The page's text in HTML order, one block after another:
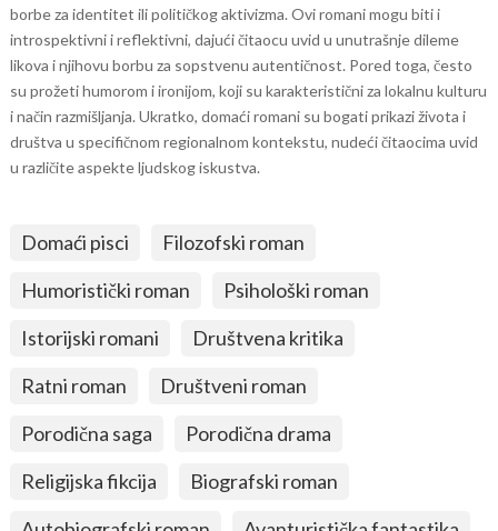
borbe za identitet ili političkog aktivizma. Ovi romani mogu biti i
introspektivni i reflektivni, dajući čitaocu uvid u unutrašnje dileme
likova i njihovu borbu za sopstvenu autentičnost. Pored toga, često
su prožeti humorom i ironijom, koji su karakteristični za lokalnu kulturu
i način razmišljanja. Ukratko, domaći romani su bogati prikazi života i
društva u specifičnom regionalnom kontekstu, nudeći čitaocima uvid
u različite aspekte ljudskog iskustva.
Domaći pisci
Filozofski roman
Humoristički roman
Psihološki roman
Istorijski romani
Društvena kritika
Ratni roman
Društveni roman
Porodična saga
Porodična drama
Religijska fikcija
Biografski roman